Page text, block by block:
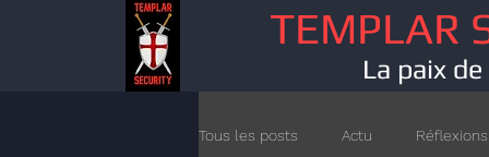
TEMPLAR
La paix
Tous les posts Actu Réflexions